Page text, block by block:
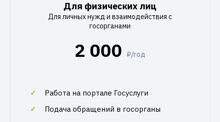
Для физических лиц
Для личных нужд и взаимодействия с
госорганами
2 000 ₽/год
Работа на портале Госуслуги
Подача обращений в госорганы